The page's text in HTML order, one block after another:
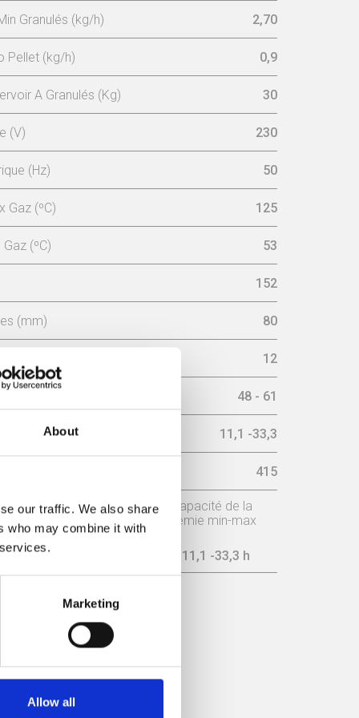
About
our traffic. We also share
who may combine it with
Marketing
Allow all
Granulés (kg/h) 2,70
Pellet (kg/h) 0,9
A Granulés (Kg) 30
(V) 230
(Hz) 50
Gaz (ºC) 125
(ºC) 53
152
(mm) 80
12
48 - 61
11,1 -33,3
415
Puissance nominale
Capacité de la
trémie min-max
11,1 -33,3 h